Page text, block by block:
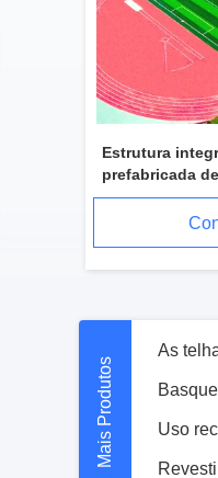
Estrutura
prefabricada
Mais Produtos